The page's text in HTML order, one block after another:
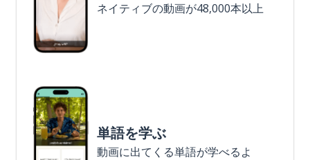
ネイティブの動画が48,000本以上
単語を学ぶ
動画に出てくる単語が学べるよ